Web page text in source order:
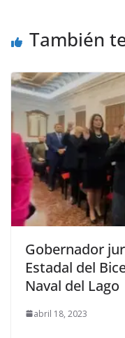
También
Gobernador
Estadal del
Naval del Lago
abril 18, 2023